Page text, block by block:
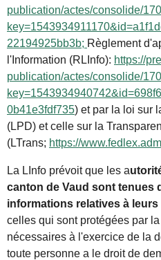
publication/actes/consolide/
22194925bb3b; Règlement
l'Information (RLInfo): https://
publication/actes/consolide/
0b41e3fdf735) et par la loi sur
(LPD) et celle sur la
(LTrans; https://
La LInfo prévoit que les a
canton de Vaud sont tenues
informations relatives à
celles qui sont protégées par
nécessaires à l'exercice de la
toute personne a le droit de